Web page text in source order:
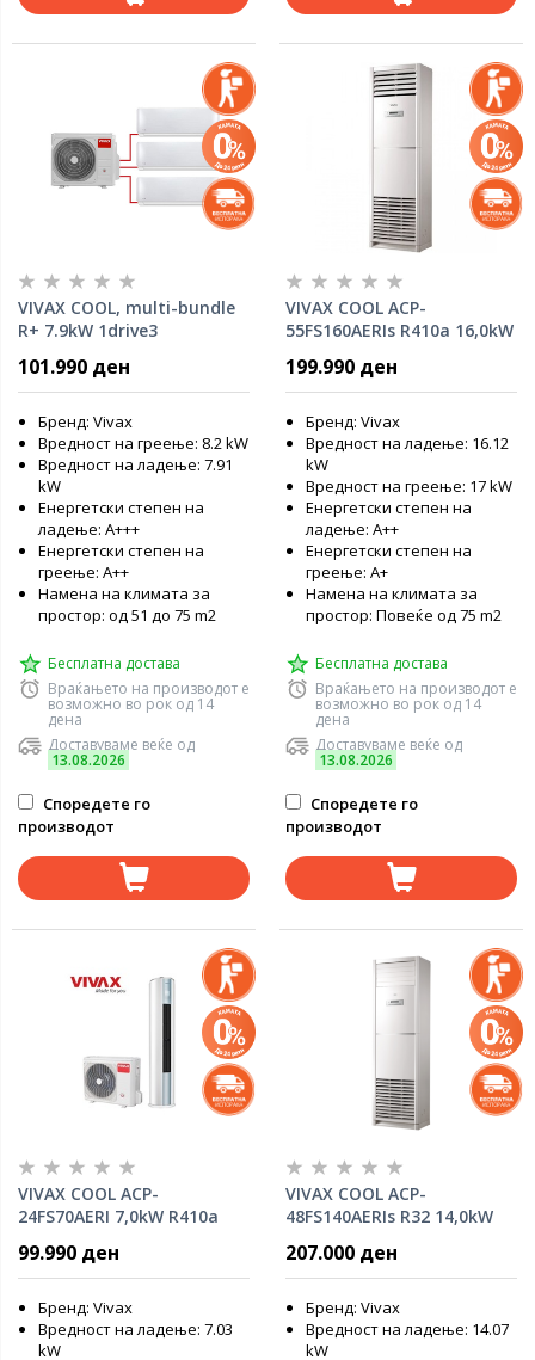
VIVAX COOL, multi-bundle
R+ 7.9kW 1drive3
101.990 ден
Бренд: Vivax
Вредност на греење: 8.2 kW
Вредност на ладење: 7.91
kW
Енергетски степен на
ладење: A+++
Енергетски степен на
греење: А++
Намена на климата за
простор: од 51 до 75 m2
Бесплатна достава
Враќањето на производот е
возможно во рок од 14
дена
Доставуваме веќе од
13.08.2026
Споредете го
производот
VIVAX COOL ACP-
55FS160AERIs R410a 16,0kW
клима уред
199.990 ден
Бренд: Vivax
Вредност на ладење: 16.12
kW
Вредност на греење: 17 kW
Енергетски степен на
ладење: А++
Енергетски степен на
греење: А+
Намена на климата за
простор: Повеќе од 75 m2
Бесплатна достава
Враќањето на производот е
возможно во рок од 14
дена
Доставуваме веќе од
13.08.2026
Споредете го
производот
VIVAX COOL ACP-
24FS70AERI 7,0kW R410a
клима уред
99.990 ден
Бренд: Vivax
Вредност на ладење: 7.03
kW
VIVAX COOL ACP-
48FS140AERIs R32 14,0kW
клима уред
207.000 ден
Бренд: Vivax
Вредност на ладење: 14.07
kW